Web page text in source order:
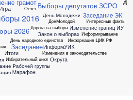
грамот
2016
2026
Выборы депутатов ЗСРО
День Молодежи
День народного единства
ДонМолодой
Дорога на выборы
Закон о выборах
Заседание
Рабочей группы
Заседание ЭК
Игра
Избирательный цикл
Изменение границ ИУ
Изменения в законодательстве
Интересные факты
ИнформУИК
Информация ЦИК РФ
Информирывание
Итоги
Марафон
Округа
Отчет